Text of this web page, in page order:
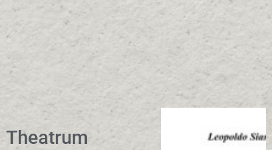
Theatrum